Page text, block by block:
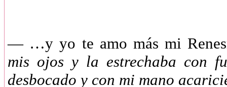
— …y yo te amo más mi
mis ojos y la estrechaba con
desbocado y con mi mano